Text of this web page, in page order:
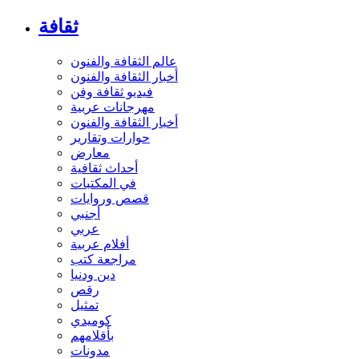
ثقافة
عالم الثقافة والفنون
أخبار الثقافة والفنون
فيديو ثقافة وفن
مهرجانات عربية
أخبار الثقافة والفنون
حوارات وتقارير
معارض
أحداث ثقافية
في المكتبات
قصص وروايات
أجنبي
عربي
أفلام عربية
مراجعة كتب
دين ودنيا
رقص
تمثيل
كوميدي
بأقلامهم
مدونات